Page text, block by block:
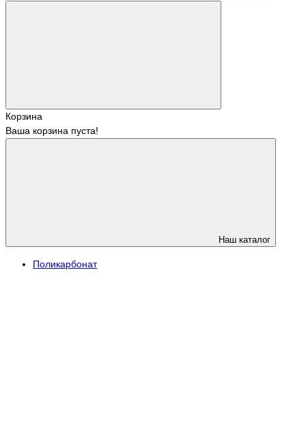
Корзина
Ваша корзина пуста!
Наш каталог
Поликарбонат